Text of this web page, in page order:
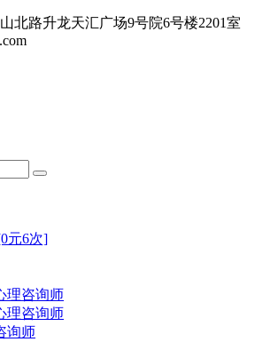
北路升龙天汇广场9号院6号楼2201室
元6次]
理咨询师
理咨询师
询师